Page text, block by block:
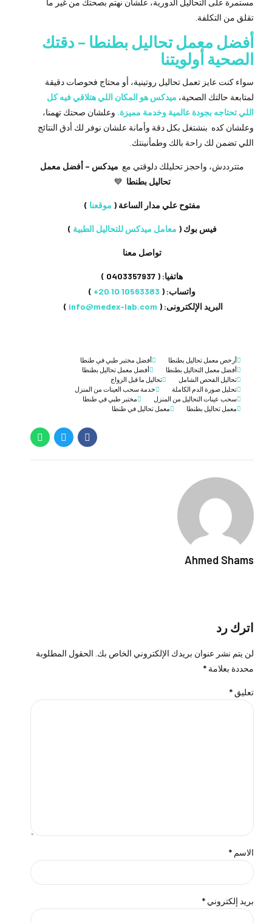
مستمرة على التحاليل الدورية، علشان نهتم بصحتك من غير ما
تقلق من التكلفة.
أفضل معمل تحاليل بطنطا – دقتك
الصحية أولويتنا
سواء كنت عايز تعمل تحاليل روتينية، أو محتاج فحوصات دقيقة
لمتابعة حالتك الصحية، ميدكس هو المكان اللي هتلاقي فيه كل
اللي تحتاجه بجودة عالمية وخدمة مميزة. وعلشان صحتك تهمنا،
وعلشان كده بنشتغل بكل دقة وأمانة علشان نوفر لك أدق النتائج
اللي تضمن لك راحة بالك وطمأنينتك.
متترددش، واحجز تحليلك دلوقتي مع ميدكس – أفضل معمل
تحاليل بطنطا 💙
مفتوح علي مدار الساعة ( موقعنا )
فيس بوك ( معامل ميدكس للتحاليل الطبية )
تواصل معنا
هاتفيا: ( 0403357937
)
واتساب: (
⁩ )
البريد الإلكترونى: ( info@medex-lab.com
)
أرخص معمل تحاليل بطنطا
أفضل مختبر طبي في طنطا
أفضل معمل التحاليل بطنطا
أفضل معمل تحاليل بطنطا
تحاليل الفحص الشامل
تحاليل ما قبل الزواج
تحليل صورة الدم الكاملة
خدمة سحب العينات من المنزل
سحب عينات التحاليل من المنزل
مختبر طبي في طنطا
معمل تحاليل بطنطا
معمل تحاليل في طنطا
Ahmed Shams
اترك رد
لن يتم نشر عنوان بريدك الإلكتروني الخاص بك. الحقول المطلوبة
محددة بعلامة *
تعليق *
الاسم *
بريد إلكتروني *